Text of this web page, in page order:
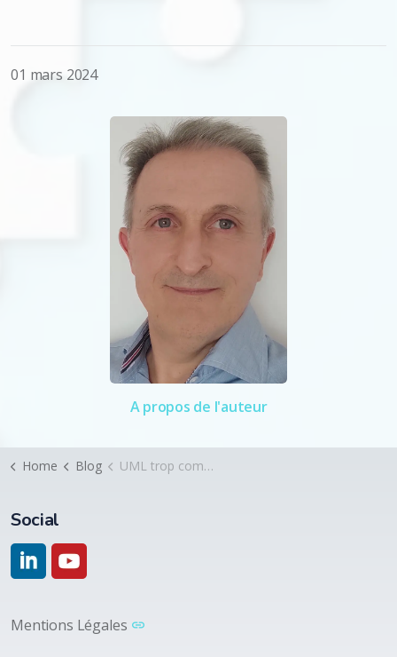
01 mars 2024
A propos de l'auteur
Home Blog UML trop complexe ?
Social
Mentions Légales